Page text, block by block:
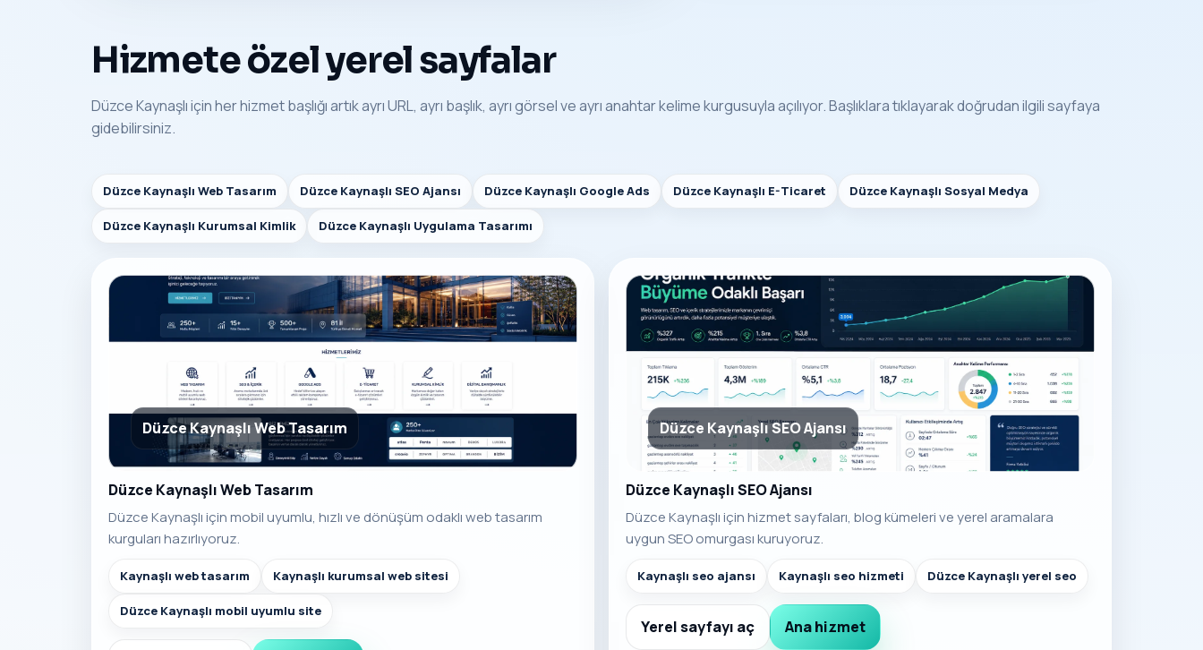
Hizmete özel yerel sayfalar
Düzce Kaynaşlı için her hizmet başlığı artık ayrı URL, ayrı başlık, ayrı görsel ve ayrı anahtar kelime kurgusuyla açılıyor. Başlıklara tıklayarak doğrudan ilgili sayfaya
gidebilirsiniz.
Düzce Kaynaşlı Web Tasarım Düzce Kaynaşlı SEO Ajansı Düzce Kaynaşlı Google Ads Düzce Kaynaşlı E-Ticaret Düzce Kaynaşlı Sosyal Medya
Düzce Kaynaşlı Kurumsal Kimlik Düzce Kaynaşlı Uygulama Tasarımı
Düzce Kaynaşlı Web Tasarım
Düzce Kaynaşlı Web Tasarım
Düzce Kaynaşlı için mobil uyumlu, hızlı ve dönüşüm odaklı web tasarım
kurguları hazırlıyoruz.
Kaynaşlı web tasarım Kaynaşlı kurumsal web sitesi
Düzce Kaynaşlı mobil uyumlu site
Düzce Kaynaşlı SEO Ajansı
Düzce Kaynaşlı SEO Ajansı
Düzce Kaynaşlı için hizmet sayfaları, blog kümeleri ve yerel aramalara
uygun SEO omurgası kuruyoruz.
Kaynaşlı seo ajansı Kaynaşlı seo hizmeti Düzce Kaynaşlı yerel seo
Yerel sayfayı aç Ana hizmet